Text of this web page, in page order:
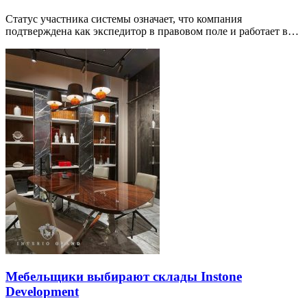
Статус участника системы означает, что компания
подтверждена как экспедитор в правовом поле и работает в…
Мебельщики выбирают склады Instone
Development